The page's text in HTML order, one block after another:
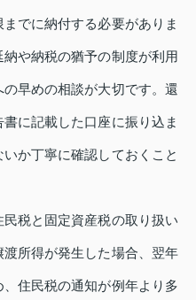
でに納付する必要がありま
や納税の猶予の制度が利用
早めの相談が大切です。還
に記載した口座に振り込ま
か丁寧に確認しておくこと
税と固定資産税の取り扱い
所得が発生した場合、翌年
住民税の通知が例年より多